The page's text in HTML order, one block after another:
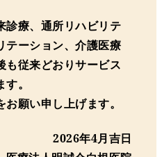
診療、通所リハビリテ
テーション、介護医療
も従来どおりサービス
。
願い申し上げます。
2026年4月吉日